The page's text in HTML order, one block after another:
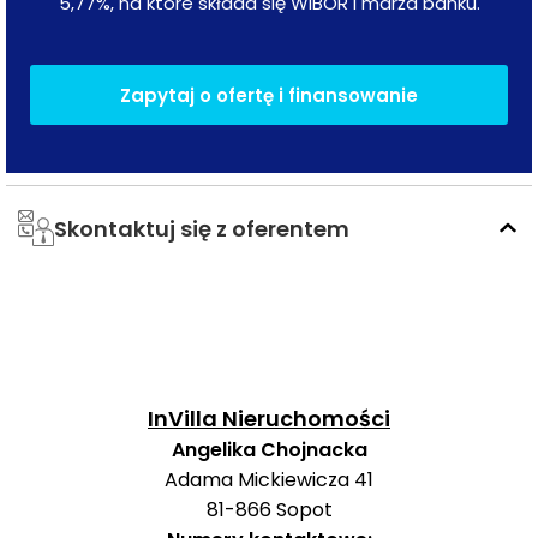
piwnica (wejście od podwórza),
parter: 2 mieszkania (3- i 2-pokojowe) + lokal do
adaptacji,
adaptacji,
II piętro (poddasze): przestrzeń pod 2 mieszkania.
Na terenie posesji znajduje się wewnętrzne podwórze z
miejscami parkingowymi dla 4 samochodów oraz
- niezwykle cenny element w tej lokalizacji.
Zapytaj o ofertę i finansowanie
Skontaktuj się z oferentem
InVilla Nieruchomości
Angelika Chojnacka
Adama Mickiewicza 41
81-866Sopot